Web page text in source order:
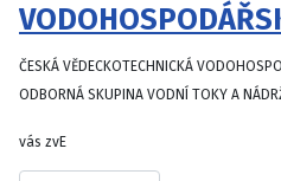
ČESKÁ VĚDECKOTECHNICKÁ
ODBORNÁ SKUPINA VODNÍ TOKY A
vás zvE